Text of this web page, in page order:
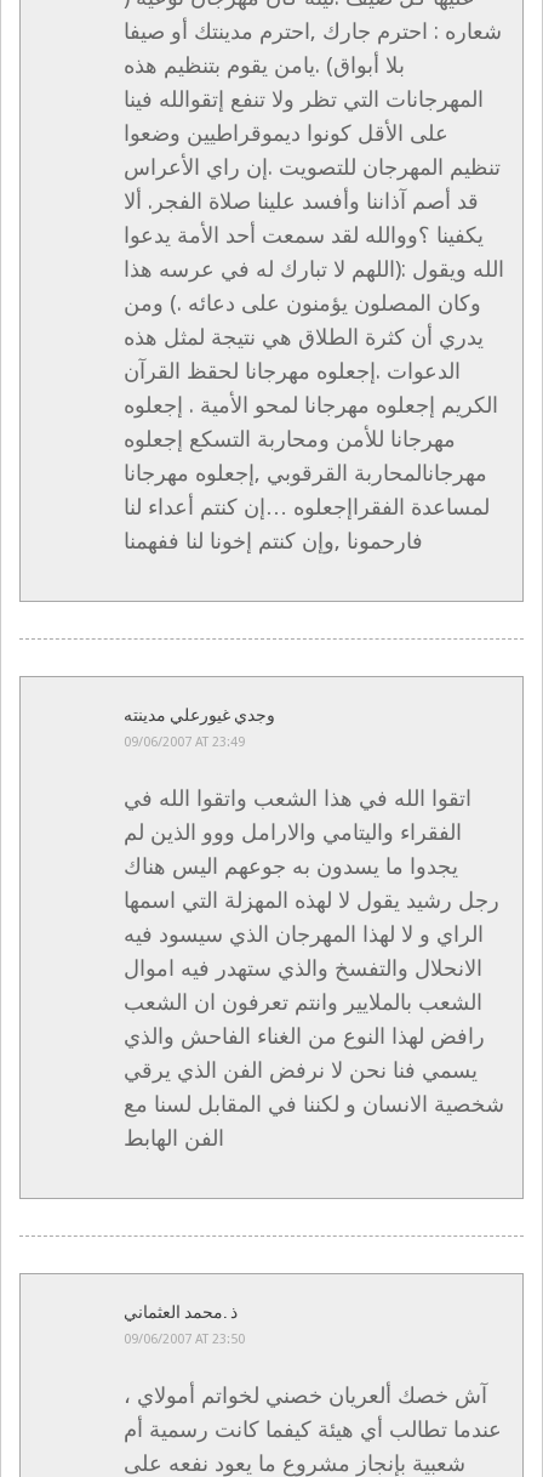
شعاره : احترم جارك ,احترم مدينتك أو صيفا
بلا أبواق) .يامن يقوم بتنظيم هذه
المهرجانات التي تظر ولا تنفع إتقوالله فينا
على الأقل كونوا ديموقراطيين وضعوا
تنظيم المهرجان للتصويت .إن راي الأعراس
قد أصم آذاننا وأفسد علينا صلاة الفجر. ألا
يكفينا ؟ووالله لقد سمعت أحد الأمة يدعوا
الله ويقول :(اللهم لا تبارك له في عرسه هذا
وكان المصلون يؤمنون على دعائه .) ومن
يدري أن كثرة الطلاق هي نتيجة لمثل هذه
الدعوات .إجعلوه مهرجانا لحقظ القرآن
الكريم إجعلوه مهرجانا لمحو الأمية . إجعلوه
مهرجانا للأمن ومحاربة التسكع إجعلوه
مهرجانالمحاربة القرقوبي ,إجعلوه مهرجانا
لمساعدة الفقراإجعلوه …إن كنتم أعداء لنا
فارحمونا ,وإن كنتم إخونا لنا ففهمنا
وجدي غيورعلي مدينته
09/06/2007 AT 23:49
اتقوا الله في هذا الشعب واتقوا الله في
الفقراء واليتامي والارامل ووو الذين لم
يجدوا ما يسدون به جوعهم اليس هناك
رجل رشيد يقول لا لهذه المهزلة التي اسمها
الراي و لا لهذا المهرجان الذي سيسود فيه
الانحلال والتفسخ والذي ستهدر فيه اموال
الشعب بالملايير وانتم تعرفون ان الشعب
رافض لهذا النوع من الغناء الفاحش والذي
يسمي فنا نحن لا نرفض الفن الذي يرقي
شخصية الانسان و لكننا في المقابل لسنا مع
الفن الهابط
ذ .محمد العثماني
09/06/2007 AT 23:50
آش خصك ألعريان خصني لخواتم أمولاي ،
عندما تطالب أي هيئة كيفما كانت رسمية أم
شعبية بإنجاز مشروع ما يعود نفعه على